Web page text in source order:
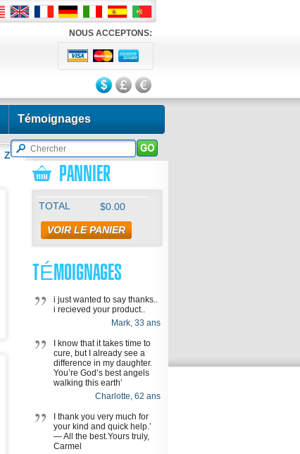
NOUS ACCEPTONS:
Témoignages
Z
PANNIER
TOTAL $0.00
VOIR LE PANIER
TÉMOIGNAGES
i just wanted to say thanks..
i recieved your product..
Mark, 33 ans
I know that it takes time to
cure, but I already see a
difference in my daughter.
You’re God’s best angels
walking this earth’
Charlotte, 62 ans
I thank you very much for
your kind and quick help.’
— All the best.Yours truly,
Carmel